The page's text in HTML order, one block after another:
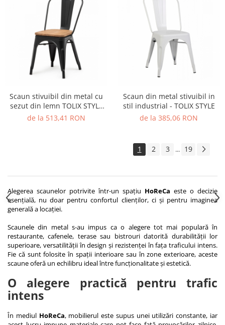
Scaun stivuibil din metal cu
sezut din lemn TOLIX STYLE
WOOD
de la 513,41 RON
Scaun din metal stivuibil in
stil industrial - TOLIX STYLE
de la 385,06 RON
1 2 3 ... 19
Alegerea scaunelor potrivite într-un spațiu HoReCa este o decizie
esențială, nu doar pentru confortul clienților, ci și pentru imaginea
generală a locației.
Scaunele din metal s-au impus ca o alegere tot mai populară în
restaurante, cafenele, terase sau bistrouri datorită durabilității lor
superioare, versatilității în design și rezistenței în fața traficului intens.
Fie că sunt folosite în spații interioare sau în zone exterioare, aceste
scaune oferă un echilibru ideal între funcționalitate și estetică.
O alegere practică pentru trafic
intens
În mediul HoReCa, mobilierul este supus unei utilizări constante, iar